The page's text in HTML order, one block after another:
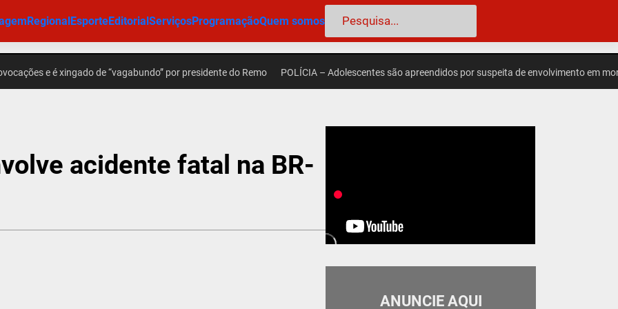
RegionalEsporteEditorialServiçosProgramaçãoQuem somos Pesquisar
e é xingado de “vagabundo” por presidente do Remo POLÍCIA – Adolescentes são apreendidos por suspeita de envolvimento em morte de
acidente fatal na BR-
ANUNCIE AQUI